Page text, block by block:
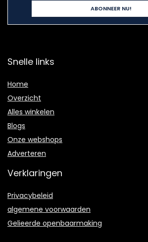
Snelle links
Home
Overzicht
Alles winkelen
Blogs
Onze webshops
Adverteren
Verklaringen
Privacybeleid
algemene voorwaarden
Gelieerde openbaarmaking